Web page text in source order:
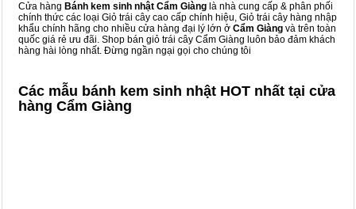
Cửa hàng Bánh kem sinh nhật Cẩm Giàng là nhà cung cấp & phân phối
chính thức các loại Giỏ trái cây cao cấp chính hiệu, Giỏ trái cây hàng nhập
khẩu chính hãng cho nhiều cửa hàng đại lý lớn ở Cẩm Giàng và trên toàn
quốc giá rẻ ưu đãi. Shop bán giỏ trái cây Cẩm Giàng luôn bảo đảm khách
hàng hài lòng nhất. Đừng ngần ngại gọi cho chúng tôi
Các mẫu bánh kem sinh nhật HOT nhất tại cửa
hàng Cẩm Giàng